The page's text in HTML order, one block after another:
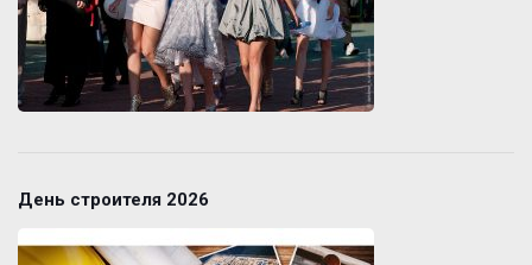
День строителя 2026